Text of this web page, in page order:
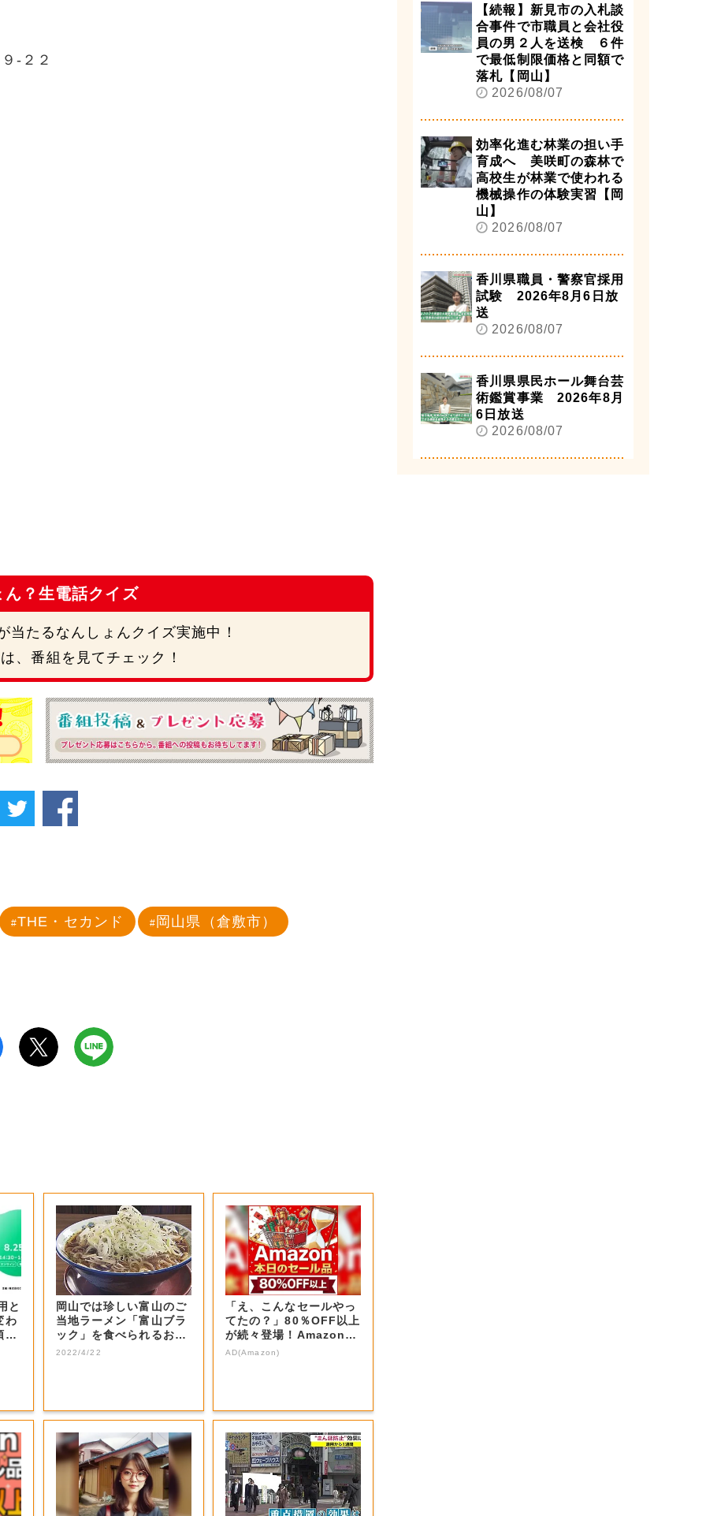
-２２
ん？生電話クイズ
当たるなんしょんクイズ実施中！
、番組を見てチェック！
THE・セカンド 岡山県（倉敷市）
と
わ
を
岡山では珍しい富山のご
当地ラーメン「富山ブラ
ック」を食べられるお店
をご紹介！
2022/4/22
「え、こんなセールやっ
てたの？」80％OFF以上
が続々登場！Amazonの
本気が...
AD(Amazon)
【続報】新見市の入札談
合事件で市職員と会社役
員の男２人を送検 ６件
で最低制限価格と同額で
落札【岡山】
2026/08/07
効率化進む林業の担い手
育成へ 美咲町の森林で
高校生が林業で使われる
機械操作の体験実習【岡
山】
2026/08/07
香川県職員・警察官採用
試験 2026年8月6日放
送
2026/08/07
香川県県民ホール舞台芸
術鑑賞事業 2026年8月
6日放送
2026/08/07